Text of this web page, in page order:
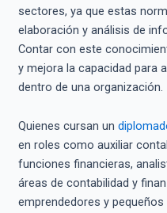
sectores, ya que estas
elaboración y análisis de
Contar con este
y mejora la capacidad para
dentro de una organización.
Quienes cursan un
en roles como auxiliar
funciones financieras,
áreas de contabilidad y
emprendedores y